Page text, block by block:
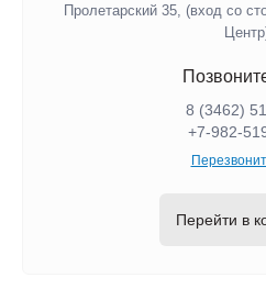
Пролетарский 35, (вход со
8 (3462)
+7-982-
Перейти в